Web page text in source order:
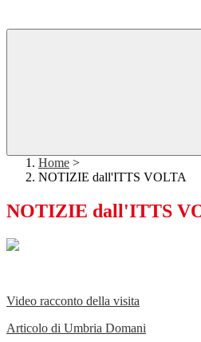
Home >
NOTIZIE dall'ITTS VOLTA
NOTIZIE dall'ITTS
Video racconto della visita
Articolo di Umbria Domani